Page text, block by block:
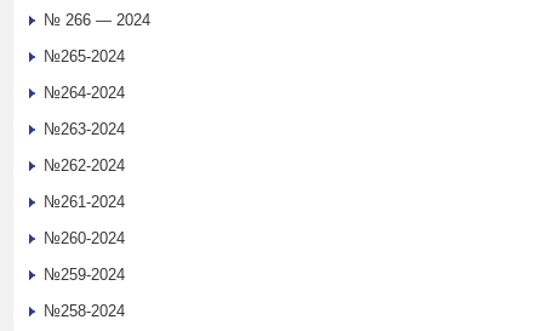
№ 266 — 2024
№265-2024
№264-2024
№263-2024
№262-2024
№261-2024
№260-2024
№259-2024
№258-2024